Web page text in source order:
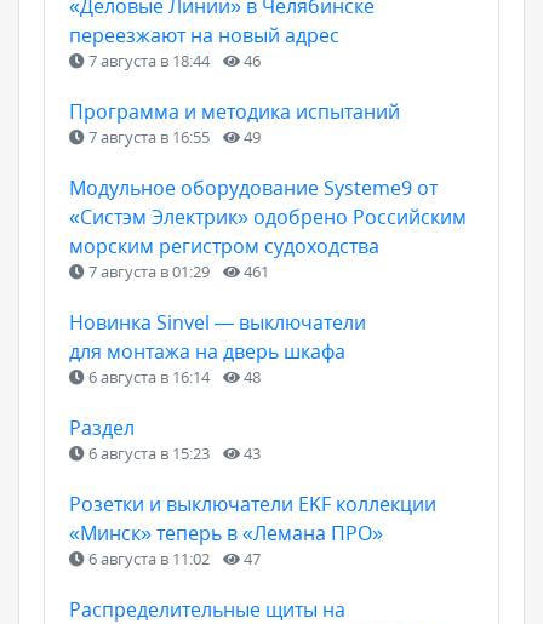
«Деловые Линии» в Челябинске
переезжают на новый адрес
7 августа в 18:44 46
Программа и методика испытаний
7 августа в 16:55 49
Модульное оборудование Systeme9 от
«Систэм Электрик» одобрено Российским
морским регистром судоходства
7 августа в 01:29 461
Новинка Sinvel — выключатели
для монтажа на дверь шкафа
6 августа в 16:14 48
Раздел
6 августа в 15:23 43
Розетки и выключатели EKF коллекции
«Минск» теперь в «Лемана ПРО»
6 августа в 11:02 47
Распределительные щиты на